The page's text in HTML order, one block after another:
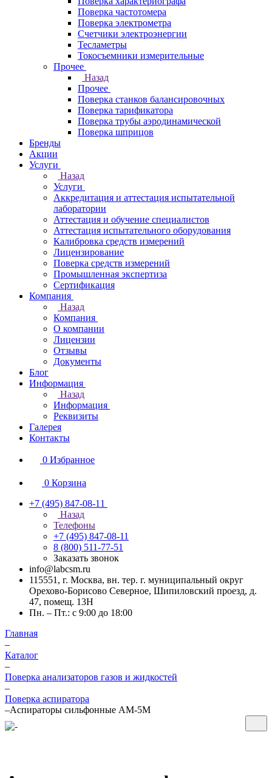
Поверка частотомера
Поверка электрометра
Счетчики электроэнергии
Тесламетры
Токосъемники измерительные
Прочее
Назад
Прочее
Поверка станков балансировочных
Поверка тарификатора
Поверка трубы аэродинамической
Поверка шприцов
Бренды
Акции
Услуги
Назад
Услуги
Аккредитация и аттестация испытательной
лаборатории
Аттестация и обучение специалистов
Аттестация испытательного оборудования
Калибровка средств измерений
Лицензирование
Поверка средств измерений
Промышленная экспертиза
Сертификация
Компания
Назад
Компания
О компании
Лицензии
Отзывы
Документы
Блог
Информация
Назад
Информация
Реквизиты
Галерея
Контакты
0 Избранное
0 Корзина
+7 (495) 847-08-11
Назад
Телефоны
+7 (495) 847-08-11
8 (800) 511-77-51
Заказать звонок
info@labcsm.ru
115551, г. Москва, вн. тер. г. муниципальный округ
Орехово-Борисово Северное, Шипиловский проезд, д.
47, помещ. 13Н
Пн. – Пт.: с 9:00 до 18:00
Главная
–
Каталог
–
Поверка анализаторов газов и жидкостей
–
Поверка аспиратора
–Аспираторы сильфонные АМ-5М